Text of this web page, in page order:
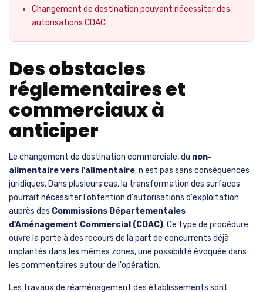
Changement de destination pouvant nécessiter des
autorisations CDAC
Des obstacles
réglementaires et
commerciaux à
anticiper
Le changement de destination commerciale, du non-
alimentaire vers l'alimentaire, n'est pas sans conséquences
juridiques. Dans plusieurs cas, la transformation des surfaces
pourrait nécessiter l'obtention d'autorisations d'exploitation
auprès des Commissions Départementales
d'Aménagement Commercial (CDAC). Ce type de procédure
ouvre la porte à des recours de la part de concurrents déjà
implantés dans les mêmes zones, une possibilité évoquée dans
les commentaires autour de l'opération.
Les travaux de réaménagement des établissements sont